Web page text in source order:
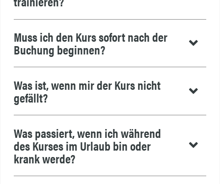
Muss ich den Kurs sofort nach der
Buchung beginnen?
Was ist, wenn mir der Kurs nicht
gefällt?
Was passiert, wenn ich während
des Kurses im Urlaub bin oder
krank werde?